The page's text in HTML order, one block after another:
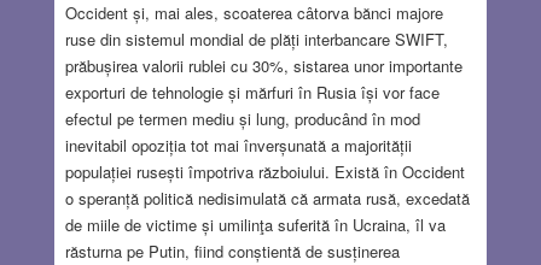
Occident și, mai ales, scoaterea câtorva bănci majore
ruse din sistemul mondial de plăți interbancare SWIFT,
prăbușirea valorii rublei cu 30%, sistarea unor importante
exporturi de tehnologie și mărfuri în Rusia își vor face
efectul pe termen mediu și lung, producând în mod
inevitabil opoziția tot mai înverșunată a majorității
populației rusești împotriva războiului. Există în Occident
o speranță politică nedisimulată că armata rusă, excedată
de miile de victime și umilinţa suferită în Ucraina, îl va
răsturna pe Putin, fiind conștientă de susținerea